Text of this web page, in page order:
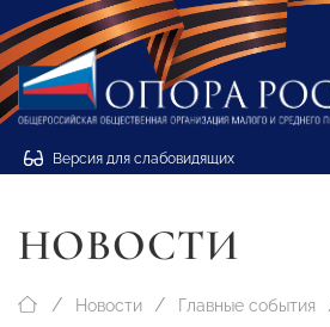
Версия для слабовидящих
НОВОСТИ
Новости Главные события